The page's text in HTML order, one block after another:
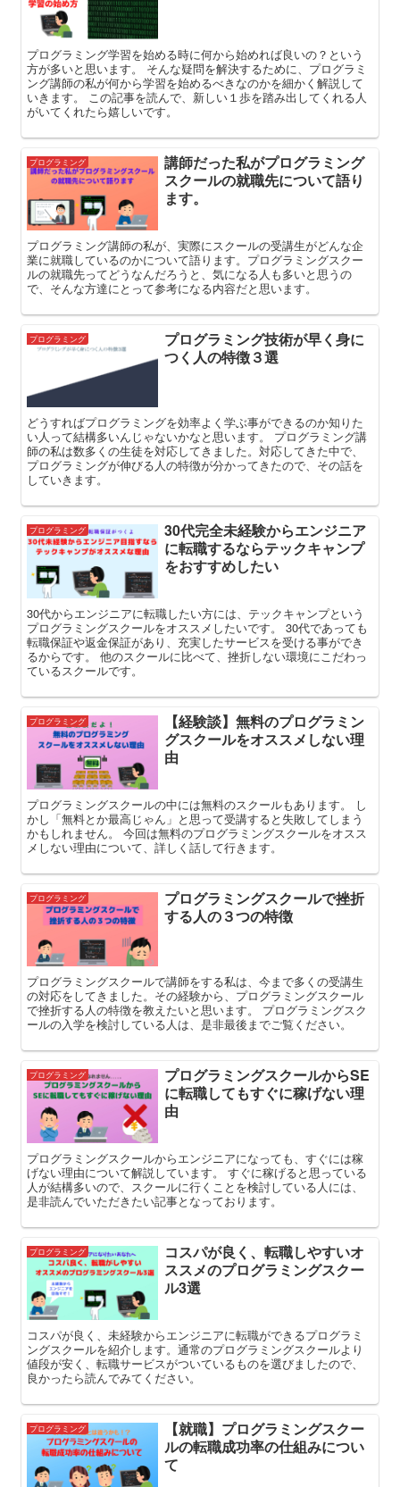
プログラミング学習を始める時に何から始めれば良いの？という
方が多いと思います。 そんな疑問を解決するために、プログラミ
ング講師の私が何から学習を始めるべきなのかを細かく解説して
いきます。 この記事を読んで、新しい１歩を踏み出してくれる人
がいてくれたら嬉しいです。
プログラミング
講師だった私がプログラミング
スクールの就職先について語り
ます。
プログラミング講師の私が、実際にスクールの受講生がどんな企
業に就職しているのかについて語ります。プログラミングスクー
ルの就職先ってどうなんだろうと、気になる人も多いと思うの
で、そんな方達にとって参考になる内容だと思います。
プログラミング
プログラミング技術が早く身に
つく人の特徴３選
どうすればプログラミングを効率よく学ぶ事ができるのか知りた
い人って結構多いんじゃないかなと思います。 プログラミング講
師の私は数多くの生徒を対応してきました。対応してきた中で、
プログラミングが伸びる人の特徴が分かってきたので、その話を
していきます。
プログラミング
30代完全未経験からエンジニア
に転職するならテックキャンプ
をおすすめしたい
30代からエンジニアに転職したい方には、テックキャンプという
プログラミングスクールをオススメしたいです。 30代であっても
転職保証や返金保証があり、充実したサービスを受ける事ができ
るからです。 他のスクールに比べて、挫折しない環境にこだわっ
ているスクールです。
プログラミング
【経験談】無料のプログラミン
グスクールをオススメしない理
由
プログラミングスクールの中には無料のスクールもあります。 し
かし「無料とか最高じゃん」と思って受講すると失敗してしまう
かもしれません。 今回は無料のプログラミングスクールをオスス
メしない理由について、詳しく話して行きます。
プログラミング
プログラミングスクールで挫折
する人の３つの特徴
プログラミングスクールで講師をする私は、今まで多くの受講生
の対応をしてきました。その経験から、プログラミングスクール
で挫折する人の特徴を教えたいと思います。 プログラミングスク
ールの入学を検討している人は、是非最後までご覧ください。
プログラミング
プログラミングスクールからSE
に転職してもすぐに稼げない理
由
プログラミングスクールからエンジニアになっても、すぐには稼
げない理由について解説しています。 すぐに稼げると思っている
人が結構多いので、スクールに行くことを検討している人には、
是非読んでいただきたい記事となっております。
プログラミング
コスパが良く、転職しやすいオ
ススメのプログラミングスクー
ル3選
コスパが良く、未経験からエンジニアに転職ができるプログラミ
ングスクールを紹介します。通常のプログラミングスクールより
値段が安く、転職サービスがついているものを選びましたので、
良かったら読んでみてください。
プログラミング
【就職】プログラミングスクー
ルの転職成功率の仕組みについ
て